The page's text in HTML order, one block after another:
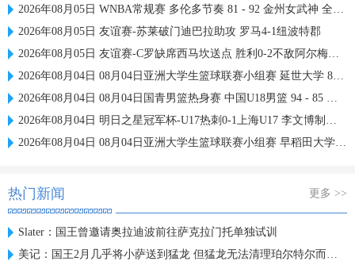
2026年08月05日 WNBA常规赛 多伦多节奏 81 - 92 金州女武神 全场集锦
2026年08月05日 友谊赛-苏莱破门迪巴拉助攻 罗马4-1纽波特郡
2026年08月05日 友谊赛-C罗缺席西马坎送点 胜利0-2不敌阿尔梅里亚
2026年08月04日 08月04日亚洲大学生篮球联赛小组赛 延世大学 82 - 83 北京大学 集锦
2026年08月04日 08月04日国青男篮热身赛 中国U18男篮 94 - 85 加拿大大卫·安篮球学院 集锦
2026年08月04日 明日之星冠军杯-U17热刺0-1上海U17 李文博制胜球
2026年08月04日 08月04日亚洲大学生篮球联赛小组赛 早稻田大学 71 - 86 清华大学 集锦
热门新闻 更多 >>
Slater：国王曾邀请奥拉迪波前往萨克拉门托单独试训
美记：国王2月几乎将小萨送到猛龙 但猛龙无法清理珀尔特尔而告吹